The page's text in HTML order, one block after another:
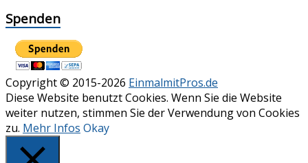
Spenden
Copyright © 2015-2026 EinmalmitPros.de
Diese Website benutzt Cookies. Wenn Sie die Website
weiter nutzen, stimmen Sie der Verwendung von Cookies
zu. Mehr Infos Okay